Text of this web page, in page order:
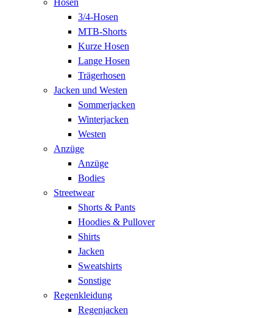
3/4-Hosen
MTB-Shorts
Kurze Hosen
Lange Hosen
Trägerhosen
Jacken und Westen
Sommerjacken
Winterjacken
Westen
Anzüge
Anzüge
Bodies
Streetwear
Shorts & Pants
Hoodies & Pullover
Shirts
Jacken
Sweatshirts
Sonstige
Regenkleidung
Regenjacken